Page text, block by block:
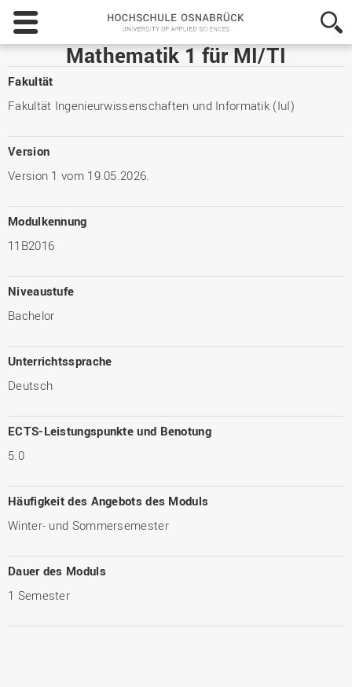
Hochschule
Osnabrück
-
University
Sciences
Mathematik 1 für MI/TI
Fakultät
Fakultät Ingenieurwissenschaften und Informatik (IuI)
Version
Version 1 vom 19.05.2026.
Modulkennung
11B2016
Niveaustufe
Bachelor
Unterrichtssprache
Deutsch
ECTS-Leistungspunkte und Benotung
5.0
Häufigkeit des Angebots des Moduls
Winter- und Sommersemester
Dauer des Moduls
1 Semester